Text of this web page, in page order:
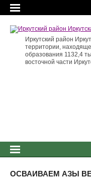
Иркутский район
территории,
образования 1132,4
восточной части
ОСВАИВАЕМ АЗЫ